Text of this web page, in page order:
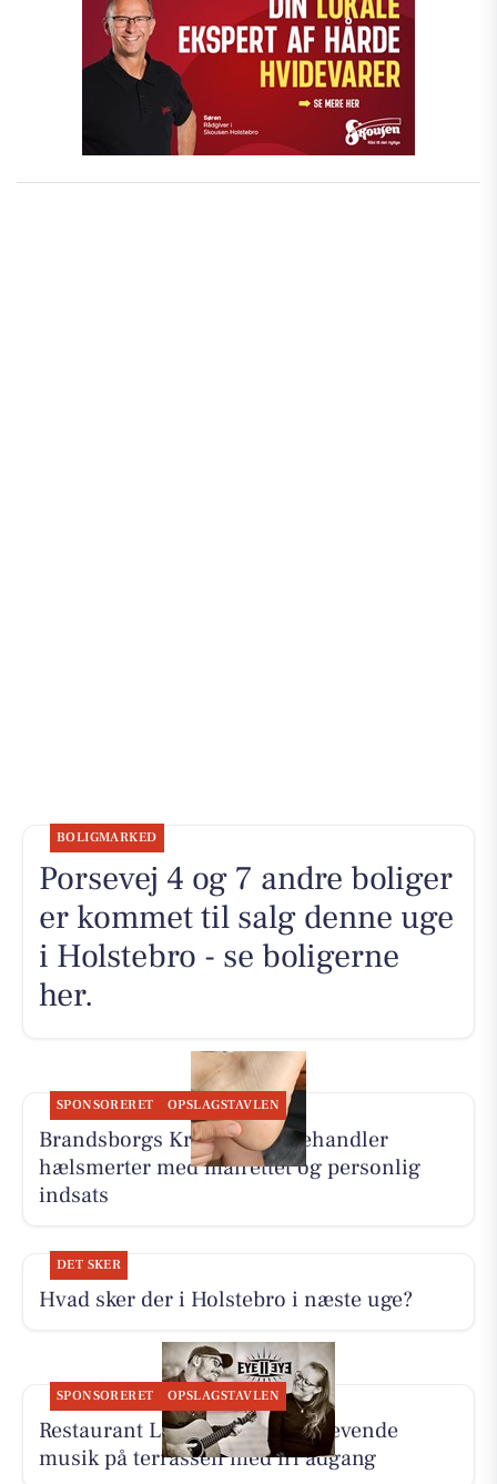
BOLIGMARKED
Porsevej 4 og 7 andre boliger
er kommet til salg denne uge
i Holstebro - se boligerne
her.
SPONSORERET OPSLAGSTAVLEN
Brandsborgs Kropsterapi behandler
hælsmerter med målrettet og personlig
indsats
DET SKER
Hvad sker der i Holstebro i næste uge?
SPONSORERET OPSLAGSTAVLEN
Restaurant Luna Lemvig har levende
musik på terrassen med fri adgang